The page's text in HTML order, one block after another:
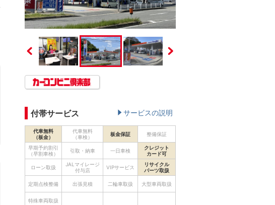
付帯サービス サービスの説明
代車無料
（板金）
代車無料
（車検）
板金保証 整備保証
早期予約割引
（早割車検）
引取・納車 一日車検
クレジット
カード可
ローン取扱
JALマイレージ
付与店
VIPサービス
リサイクル
パーツ取扱
定期点検整備 出張見積 二輪車取扱 大型車両取扱
特殊車両取扱